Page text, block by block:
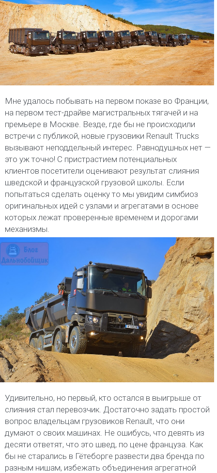
Мне удалось побывать на первом показе во Франции,
на первом тест-драйве магистральных тягачей и на
премьере в Москве. Везде, где бы не происходили
встречи с публикой, новые грузовики Renault Trucks
вызывают неподдельный интерес. Равнодушных нет —
это уж точно! С пристрастием потенциальных
клиентов посетители оценивают результат слияния
шведской и французской грузовой школы. Если
попытаться сделать оценку то мы увидим симбиоз
оригинальных идей с узлами и агрегатами в основе
которых лежат проверенные временем и дорогами
механизмы.
Удивительно, но первый, кто остался в выигрыше от
слияния стал перевозчик. Достаточно задать простой
вопрос владельцам грузовиков Renault, что они
думают о своих машинах. Не ошибусь, что девять из
десяти ответят, что это швед, по цене француза. Как
бы не старались в Гётеборге развести два бренда по
разным нишам, избежать объединения агрегатной